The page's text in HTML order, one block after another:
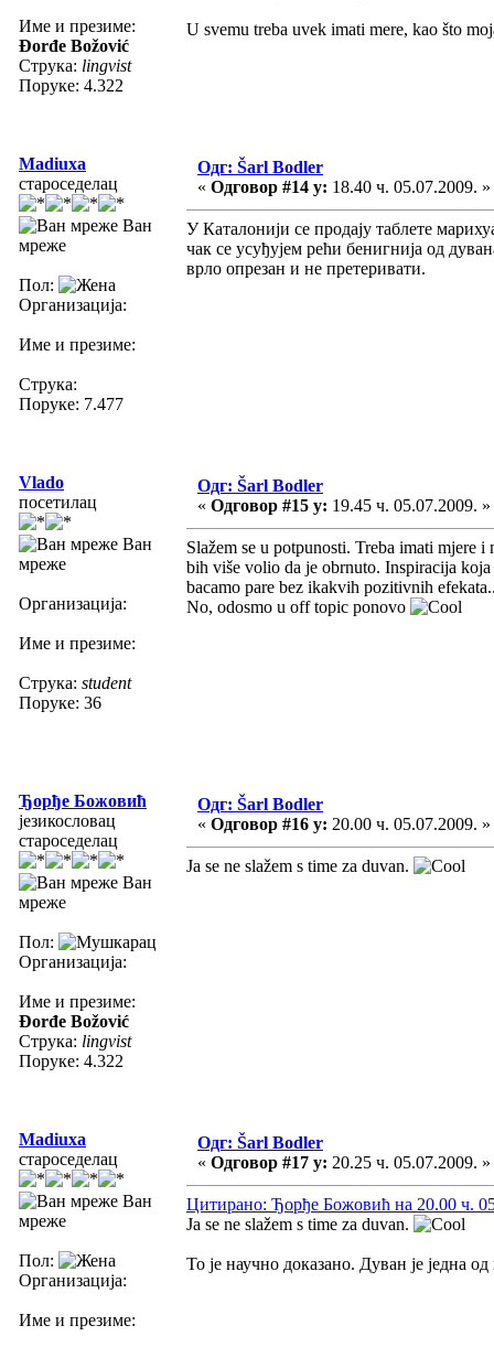
Име и презиме:
Đorđe Božović
Струка: lingvist
Поруке: 4.322
U svemu treba uvek imati mere, kao što
Madiuxa
староседелац
Ван
мреже
Пол:
Организација:
Име и презиме:
Струка:
Поруке: 7.477
Одг: Šarl Bodler
« Одговор #14 у: 18.40 ч. 05.07.2009. »
У Каталонији се продају таблете
чак се усуђујем рећи бенигнија од
врло опрезан и не претеривати.
Vlado
посетилац
Ван
мреже
Организација:
Име и презиме:
Струка: student
Поруке: 36
Одг: Šarl Bodler
« Одговор #15 у: 19.45 ч. 05.07.2009. »
Slažem se u potpunosti. Treba imati mjere
bih više volio da je obrnuto. Inspiracija
bacamo pare bez ikakvih pozitivnih
No, odosmo u off topic ponovo
Ђорђе Божовић
језикословац
староседелац
Ван
мреже
Пол:
Организација:
Име и презиме:
Đorđe Božović
Струка: lingvist
Поруке: 4.322
Одг: Šarl Bodler
« Одговор #16 у: 20.00 ч. 05.07.2009. »
Ja se ne slažem s time za duvan.
Madiuxa
староседелац
Ван
мреже
Пол:
Организација:
Име и презиме:
Одг: Šarl Bodler
« Одговор #17 у: 20.25 ч. 05.07.2009. »
Цитирано: Ђорђе Божовић на 20.00 ч.
Ja se ne slažem s time za duvan.
То је научно доказано. Дуван је једна